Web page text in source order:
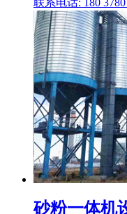
联系电话: 180 3780
砂粉一体机